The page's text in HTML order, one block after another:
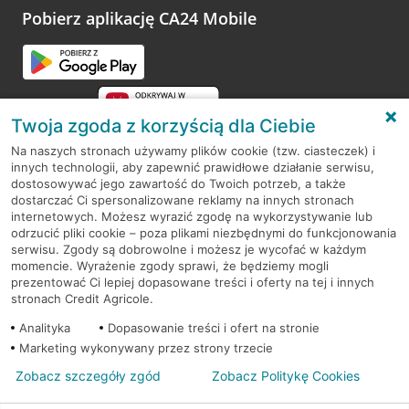
opinie.
Pobierz aplikację CA24 Mobile
RODO
Regulamin serwisu
Mapa serwisu
PolitykaCookies
© 2026 Credit Agricole Bank Polska S.A. Wszelkie prawa zastrzeżone
Twoja zgoda z korzyścią dla Ciebie
Na naszych stronach używamy plików cookie (tzw. ciasteczek) i
innych technologii, aby zapewnić prawidłowe działanie serwisu,
dostosowywać jego zawartość do Twoich potrzeb, a także
dostarczać Ci spersonalizowane reklamy na innych stronach
internetowych. Możesz wyrazić zgodę na wykorzystywanie lub
odrzucić pliki cookie – poza plikami niezbędnymi do funkcjonowania
serwisu. Zgody są dobrowolne i możesz je wycofać w każdym
momencie. Wyrażenie zgody sprawi, że będziemy mogli
prezentować Ci lepiej dopasowane treści i oferty na tej i innych
stronach Credit Agricole.
Analityka
Dopasowanie treści i ofert na stronie
Marketing wykonywany przez strony trzecie
Zobacz szczegóły zgód Zobacz Politykę Cookies